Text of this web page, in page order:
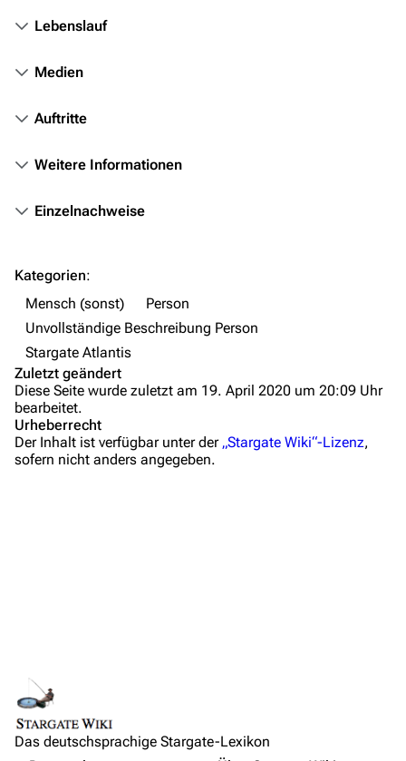
Zeitleiste
Hilfe
FAQ
Wiki-Diskussion
Anfragen
Administrations-Übersicht
Löschantrag
Vandalismus melden
IRC-Channel Änderungen an verlinkten Seiten
Lebenslauf
Medien
Auftritte
Weitere Informationen
Einzelnachweise
Lebenslauf
Medien
Auftritte
Kategorien:
Mensch (sonst)
Person
Unvollständige Beschreibung Person
Stargate Atlantis
Zuletzt geändert
Diese Seite wurde zuletzt am 19. April 2020 um 20:09 Uhr
bearbeitet.
Urheberrecht
Der Inhalt ist verfügbar unter der „Stargate Wiki“-Lizenz,
sofern nicht anders angegeben.
Das deutschsprachige Stargate-Lexikon